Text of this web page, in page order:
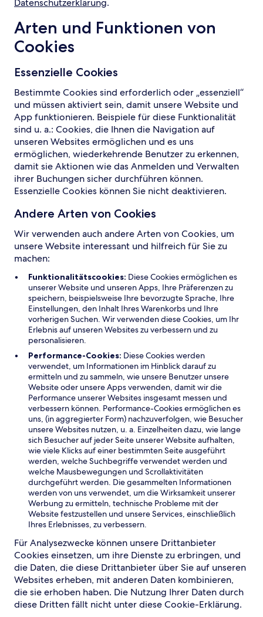
Datenschutzerklärung.
Arten und Funktionen von
Cookies
Essenzielle Cookies
Bestimmte Cookies sind erforderlich oder „essenziell“
und müssen aktiviert sein, damit unsere Website und
App funktionieren. Beispiele für diese Funktionalität
sind u. a.: Cookies, die Ihnen die Navigation auf
unseren Websites ermöglichen und es uns
ermöglichen, wiederkehrende Benutzer zu erkennen,
damit sie Aktionen wie das Anmelden und Verwalten
ihrer Buchungen sicher durchführen können.
Essenzielle Cookies können Sie nicht deaktivieren.
Andere Arten von Cookies
Wir verwenden auch andere Arten von Cookies, um
unsere Website interessant und hilfreich für Sie zu
machen:
Funktionalitätscookies: Diese Cookies ermöglichen es
unserer Website und unseren Apps, Ihre Präferenzen zu
speichern, beispielsweise Ihre bevorzugte Sprache, Ihre
Einstellungen, den Inhalt Ihres Warenkorbs und Ihre
vorherigen Suchen. Wir verwenden diese Cookies, um Ihr
Erlebnis auf unseren Websites zu verbessern und zu
personalisieren.
Performance-Cookies: Diese Cookies werden
verwendet, um Informationen im Hinblick darauf zu
ermitteln und zu sammeln, wie unsere Benutzer unsere
Website oder unsere Apps verwenden, damit wir die
Performance unserer Websites insgesamt messen und
verbessern können. Performance-Cookies ermöglichen es
uns, (in aggregierter Form) nachzuverfolgen, wie Besucher
unsere Websites nutzen, u. a. Einzelheiten dazu, wie lange
sich Besucher auf jeder Seite unserer Website aufhalten,
wie viele Klicks auf einer bestimmten Seite ausgeführt
werden, welche Suchbegriffe verwendet werden und
welche Mausbewegungen und Scrollaktivitäten
durchgeführt werden. Die gesammelten Informationen
werden von uns verwendet, um die Wirksamkeit unserer
Werbung zu ermitteln, technische Probleme mit der
Website festzustellen und unsere Services, einschließlich
Ihres Erlebnisses, zu verbessern.
Für Analysezwecke können unsere Drittanbieter
Cookies einsetzen, um ihre Dienste zu erbringen, und
die Daten, die diese Drittanbieter über Sie auf unseren
Websites erheben, mit anderen Daten kombinieren,
die sie erhoben haben. Die Nutzung Ihrer Daten durch
diese Dritten fällt nicht unter diese Cookie-Erklärung.